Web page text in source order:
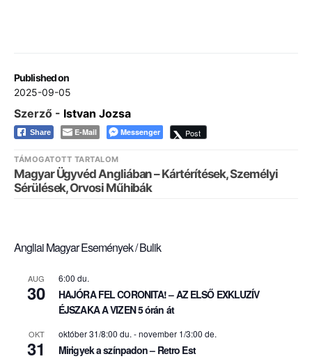
Published on
2025-09-05
Szerző - Istvan Jozsa
Share E-Mail Messenger Post
TÁMOGATOTT TARTALOM
Magyar Ügyvéd Angliában – Kártérítések, Személyi
Sérülések, Orvosi Műhibák
Angliai Magyar Események / Bulik
AUG
30
6:00 du.
HAJÓRA FEL CORONITA! – AZ ELSŐ EXKLUZÍV
ÉJSZAKA A VIZEN 5 órán át
OKT
31
október 31/8:00 du. -november 1/3:00 de.
Mirigyek a színpadon – Retro Est